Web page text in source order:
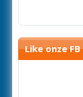
Like onze